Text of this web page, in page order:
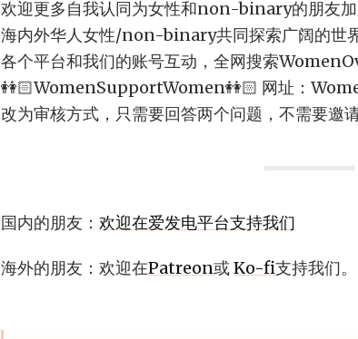
欢迎更多自我认同为女性和non-binary的朋友
海内外华人女性/non-binary共同探索广阔的世
各个平台和我们的账号互动，全网搜索
👭🏻WomenSupportWomen👭🏻 网址：
改为审核方式，只需要回答两个问题，不需要邀
国内的朋友： 欢迎在爱发电平台支持我们
海外的朋友：欢迎在Patreon或Ko-fi支持我们